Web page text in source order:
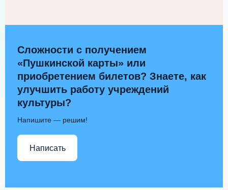
Сложности с получением
«Пушкинской карты» или
приобретением билетов? Знаете, как
улучшить работу учреждений
культуры?
Напишите — решим!
Написать